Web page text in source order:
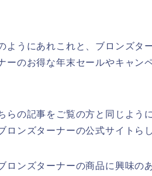
ようにあれこれと、ブロンズタ
ーのお得な年末セールやキャン
らの記事をご覧の方と同じよう
ロンズターナーの公式サイトら
ロンズターナーの商品に興味の